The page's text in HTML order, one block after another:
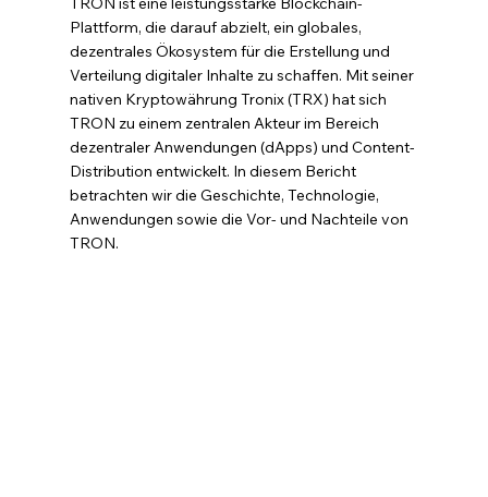
Plattform, die darauf abzielt, ein globales,
dezentrales Ökosystem für die Erstellung und
Verteilung digitaler Inhalte zu schaffen. Mit seiner
nativen Kryptowährung Tronix (TRX) hat sich
TRON zu einem zentralen Akteur im Bereich
dezentraler Anwendungen (dApps) und Content-
Distribution entwickelt. In diesem Bericht
betrachten wir die Geschichte, Technologie,
Anwendungen sowie die Vor- und Nachteile von
TRON.